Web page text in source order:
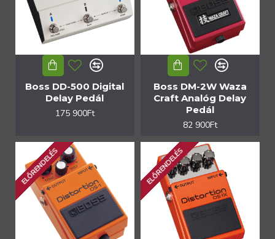
Boss DD-500 Digital
Delay Pedál
175 900Ft
Boss DM-2W Waza
Craft Analóg Delay
Pedál
82 900Ft
ELŐRENDELÉS ELŐRENDELÉS